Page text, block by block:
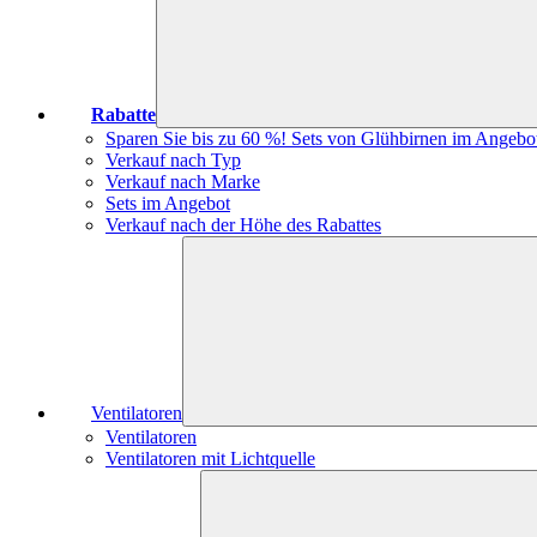
Rabatte
Sparen Sie bis zu 60 %! Sets von Glühbirnen im
Verkauf nach Typ
Verkauf nach Marke
Sets im Angebot
Verkauf nach der Höhe des Rabattes
Ventilatoren
Ventilatoren
Ventilatoren mit Lichtquelle